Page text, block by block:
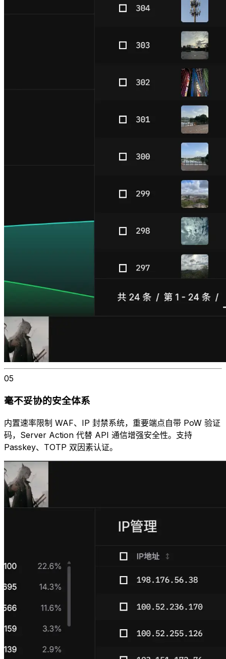
05
毫不妥协的安全体系
内置速率限制 WAF、IP 封禁系统，重要端点自带 PoW 验证
码，Server Action 代替 API 通信增强安全性。支持
Passkey、TOTP 双因素认证。